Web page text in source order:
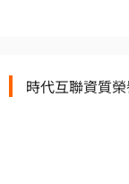
時代互聯資質